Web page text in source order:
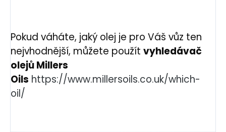
Pokud váháte, jaký olej je pro Váš vůz ten
nejvhodnější, můžete použít vyhledávač
olejů Millers
Oils https://www.millersoils.co.uk/which-
oil/